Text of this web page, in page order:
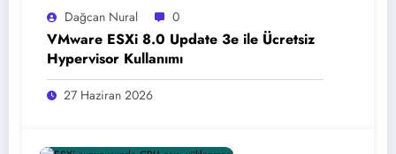
Dağcan Nural 0
VMware ESXi 8.0 Update 3e ile Ücretsiz
Hypervisor Kullanımı
27 Haziran 2026